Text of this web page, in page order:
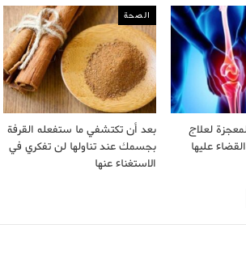
لعلاج
عليها
الصحة
بعد أن تكتشفي ما ستفعله القرفة
بجسمك عند تناولها لن تفكري في
الاستغناء عنها